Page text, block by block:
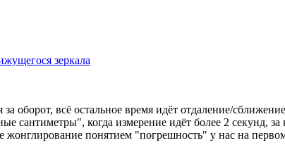
зеркала
оборот, всё остальное время идёт отдаление/
сантиметры", когда измерение идёт более 2 секунд,
жонглирование понятием "погрешность" у нас на